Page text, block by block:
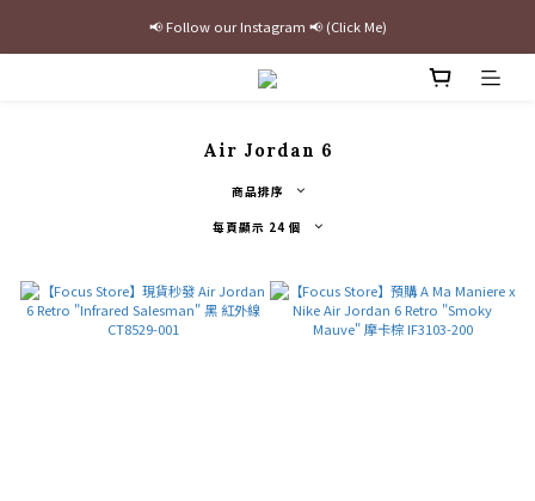
最新三方聯名倒鉤，火熱預購接單中🔥
📢 Follow our Instagram 📢 (Click Me)
加入官網會員即贈$100購物金
Air Jordan 6
商品排序
每頁顯示 24 個